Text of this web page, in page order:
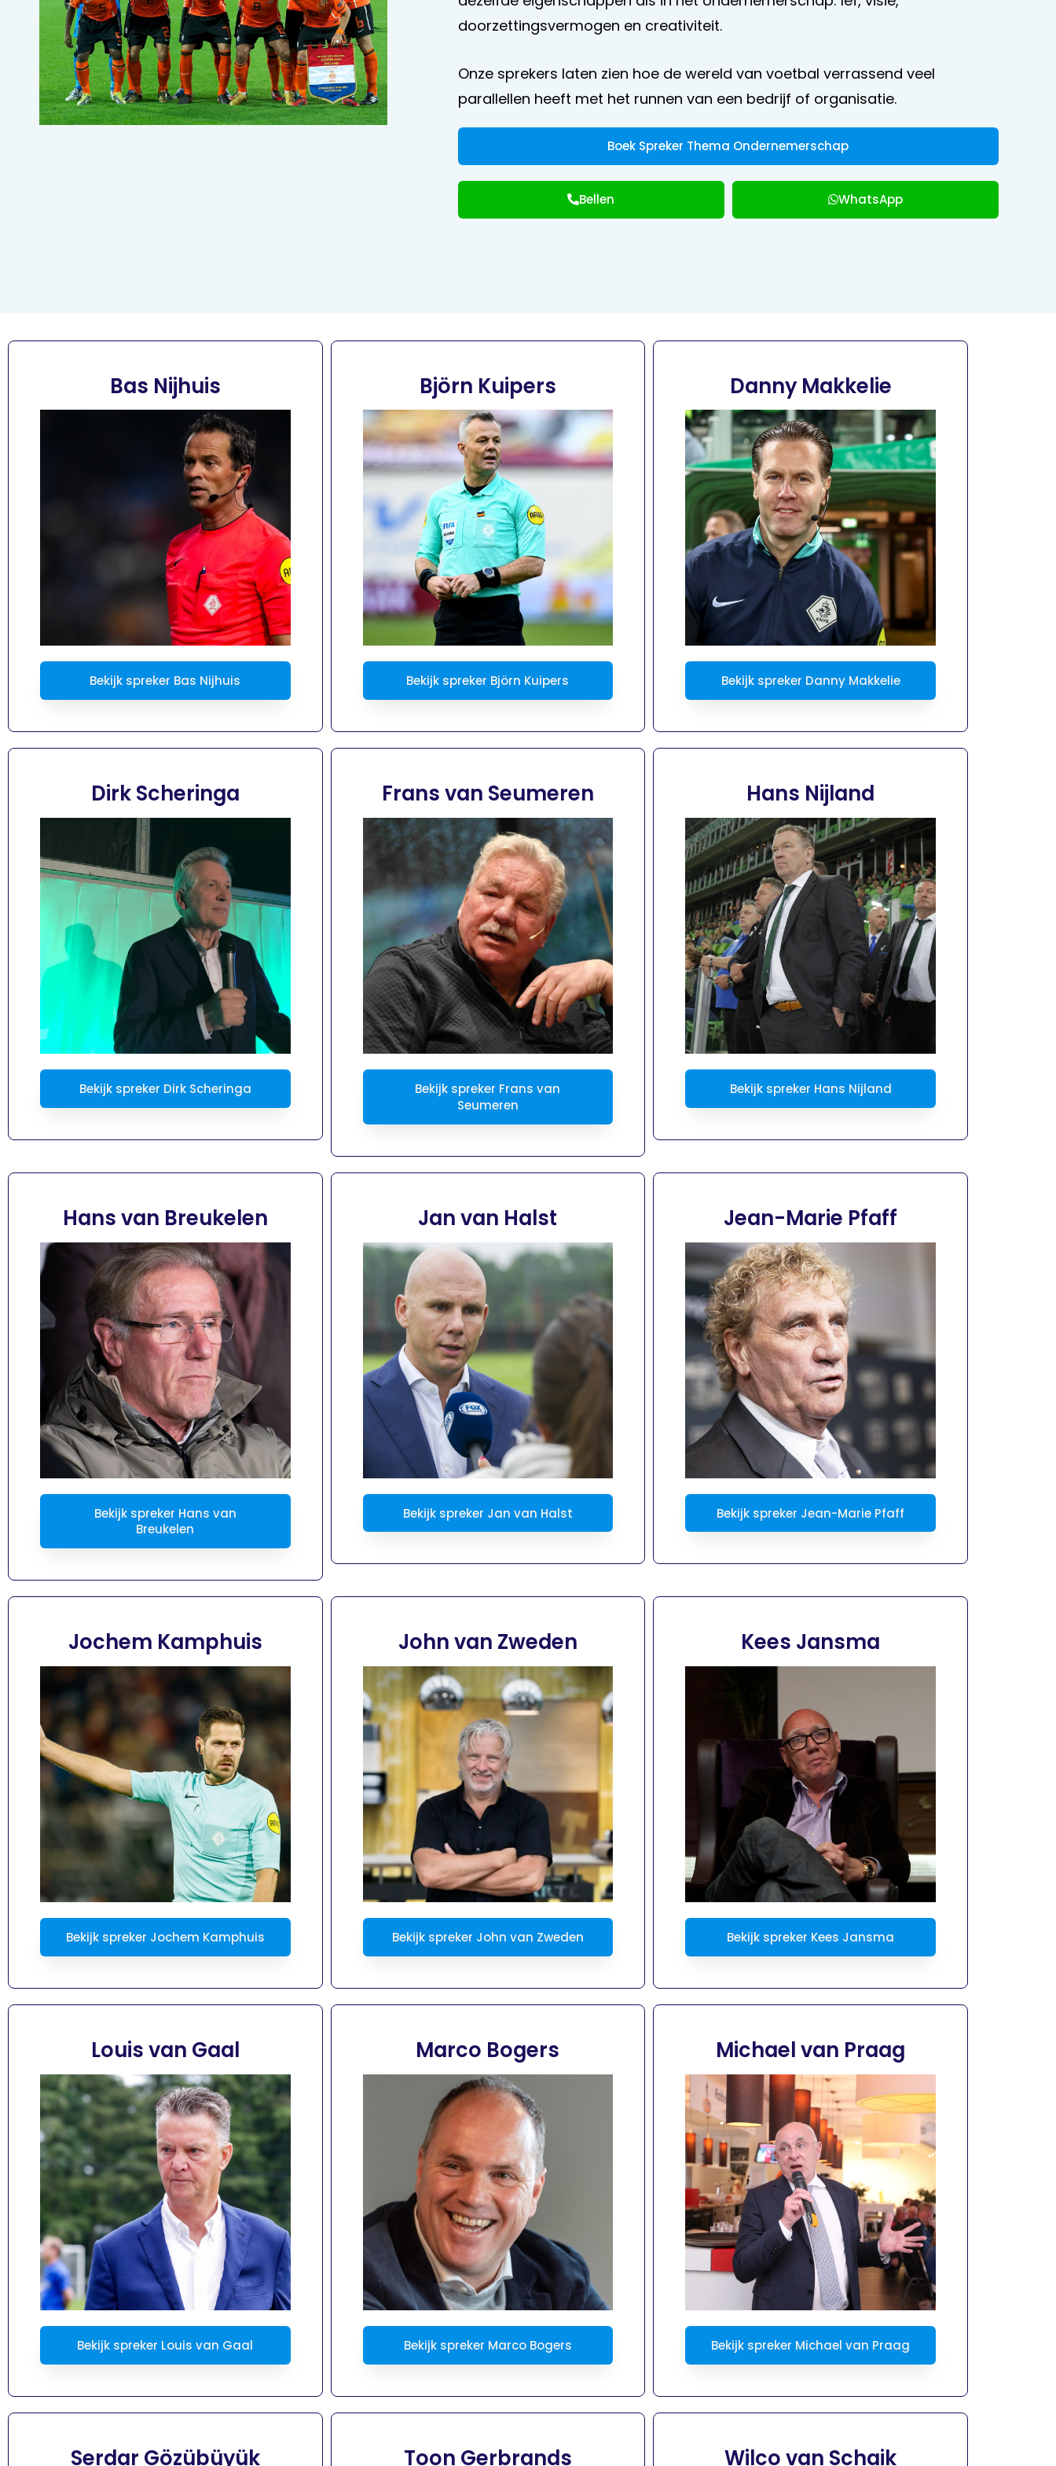
doorzettingsvermogen en creativiteit.
Onze sprekers laten zien hoe de wereld van voetbal verrassend veel
parallellen heeft met het runnen van een bedrijf of organisatie.
Boek Spreker Thema Ondernemerschap
Bellen WhatsApp
Bas Nijhuis
Bekijk spreker Bas Nijhuis
Björn Kuipers
Bekijk spreker Björn Kuipers
Danny Makkelie
Bekijk spreker Danny Makkelie
Dirk Scheringa
Bekijk spreker Dirk Scheringa
Frans van Seumeren
Bekijk spreker Frans van
Seumeren
Hans Nijland
Bekijk spreker Hans Nijland
Hans van Breukelen
Bekijk spreker Hans van
Breukelen
Jan van Halst
Bekijk spreker Jan van Halst
Jean-Marie Pfaff
Bekijk spreker Jean-Marie Pfaff
Jochem Kamphuis
Bekijk spreker Jochem Kamphuis
John van Zweden
Bekijk spreker John van Zweden
Kees Jansma
Bekijk spreker Kees Jansma
Louis van Gaal
Bekijk spreker Louis van Gaal
Marco Bogers
Bekijk spreker Marco Bogers
Michael van Praag
Bekijk spreker Michael van Praag
Serdar Gözübüyük Toon Gerbrands Wilco van Schaik